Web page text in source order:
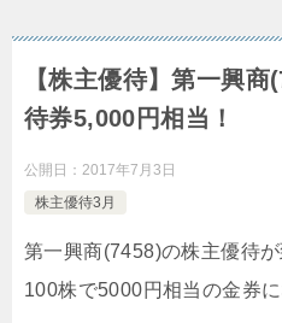
【株主優待】第一興
待券5,000円相当！
公開日： 2017年7月3日
株主優待3月
第一興商(7458)の株主優待が
100株で5000円相当の金券に